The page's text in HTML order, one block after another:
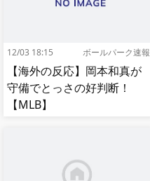
12/03 18:15 ボールパーク速報
【海外の反応】岡本和真が
守備でとっさの好判断！
【MLB】